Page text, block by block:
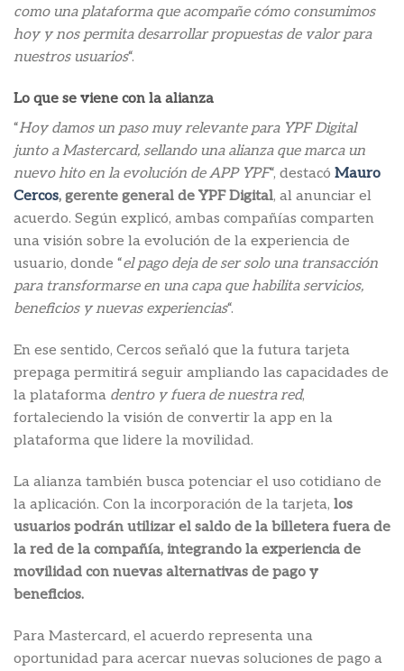
como una plataforma que acompañe cómo consumimos
hoy y nos permita desarrollar propuestas de valor para
nuestros usuarios“.
Lo que se viene con la alianza
“Hoy damos un paso muy relevante para YPF Digital
junto a Mastercard, sellando una alianza que marca un
nuevo hito en la evolución de APP YPF“, destacó Mauro
Cercos, gerente general de YPF Digital, al anunciar el
acuerdo. Según explicó, ambas compañías comparten
una visión sobre la evolución de la experiencia de
usuario, donde “el pago deja de ser solo una transacción
para transformarse en una capa que habilita servicios,
beneficios y nuevas experiencias“.
En ese sentido, Cercos señaló que la futura tarjeta
prepaga permitirá seguir ampliando las capacidades de
la plataforma dentro y fuera de nuestra red,
fortaleciendo la visión de convertir la app en la
plataforma que lidere la movilidad.
La alianza también busca potenciar el uso cotidiano de
la aplicación. Con la incorporación de la tarjeta, los
usuarios podrán utilizar el saldo de la billetera fuera de
la red de la compañía, integrando la experiencia de
movilidad con nuevas alternativas de pago y
beneficios.
Para Mastercard, el acuerdo representa una
oportunidad para acercar nuevas soluciones de pago a